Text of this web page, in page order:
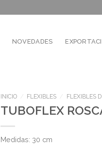
NOVEDADES
INICIO / FLEXIBLES / FLEXIBLES
TUBOFLEX
Medidas: 30 cm